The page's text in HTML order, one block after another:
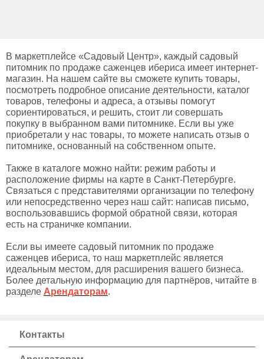
В маркетплейсе «Садовый Центр», каждый садовый
питомник по продаже саженцев ибериса имеет интернет-
магазин. На нашем сайте вы сможете купить товары,
посмотреть подробное описание деятельности, каталог
товаров, телефоны и адреса, а отзывы помогут
сориентироваться, и решить, стоит ли совершать
покупку в выбранном вами питомнике. Если вы уже
приобретали у нас товары, то можете написать отзыв о
питомнике, основанный на собственном опыте.
Также в каталоге можно найти: режим работы и
расположение фирмы на карте в Санкт-Петербурге.
Связаться с представителями организации по телефону
или непосредственно через наш сайт: написав письмо,
воспользовавшись формой обратной связи, которая
есть на страничке компании.
Если вы имеете садовый питомник по продаже
саженцев ибериса, то наш маркетплейс является
идеальным местом, для расширения вашего бизнеса.
Более детальную информацию для партнёров, читайте в
разделе Арендаторам.
Контакты